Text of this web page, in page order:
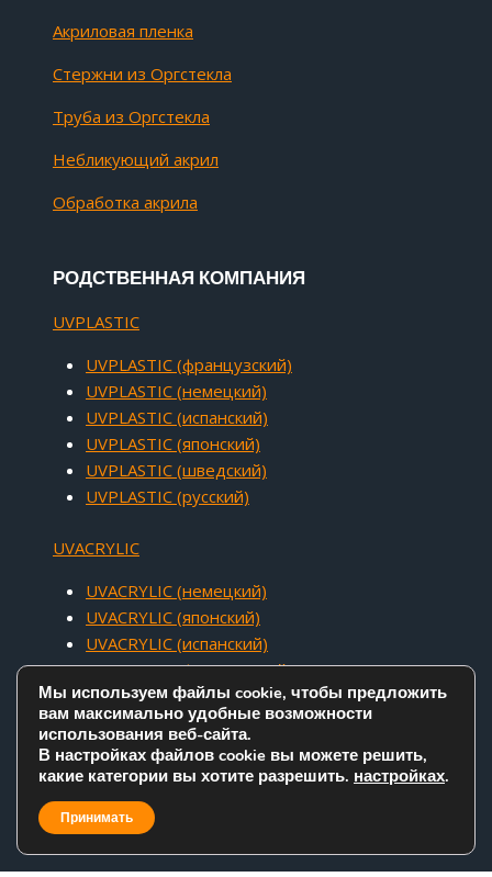
Акриловая пленка
Стержни из Оргстекла
Труба из Оргстекла
Небликующий акрил
Обработка акрила
РОДСТВЕННАЯ КОМПАНИЯ
UVPLASTIC
UVPLASTIC (французский)
UVPLASTIC (немецкий)
UVPLASTIC (испанский)
UVPLASTIC (японский)
UVPLASTIC (шведский)
UVPLASTIC (русский)
UVACRYLIC
UVACRYLIC (немецкий)
UVACRYLIC (японский)
UVACRYLIC (испанский)
UVACRYLIC (французский)
RIGHTS RESERVED.
Мы используем файлы cookie, чтобы предложить
вам максимально удобные возможности
использования веб-сайта.
В настройках файлов cookie вы можете решить,
какие категории вы хотите разрешить. настройках.
Принимать